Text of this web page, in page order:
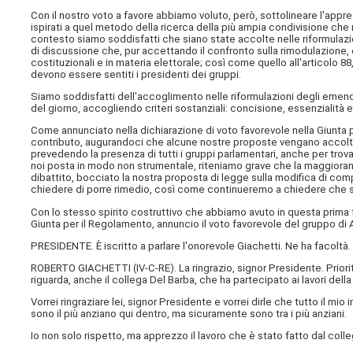
Con il nostro voto a favore abbiamo voluto, però, sottolineare
ispirati a quel metodo della ricerca della più ampia condivisione
contesto siamo soddisfatti che siano state accolte nelle
di discussione che, pur accettando il confronto sulla
costituzionali e in materia elettorale; così come quello all'articolo
devono essere sentiti i presidenti dei gruppi.
Siamo soddisfatti dell'accoglimento nelle riformulazioni degli
del giorno, accogliendo criteri sostanziali: concisione, essenzialità
Come annunciato nella dichiarazione di voto favorevole nella
contributo, augurandoci che alcune nostre proposte vengano
prevedendo la presenza di tutti i gruppi parlamentari, anche per
noi posta in modo non strumentale, riteniamo grave che la
dibattito, bocciato la nostra proposta di legge sulla modifica di
chiedere di porre rimedio, così come continueremo a chiedere
Con lo stesso spirito costruttivo che abbiamo avuto in questa
Giunta per il Regolamento, annuncio il voto favorevole del gruppo di
PRESIDENTE. È iscritto a parlare l'onorevole Giachetti. Ne ha facoltà.
ROBERTO GIACHETTI (IV-C-RE). La ringrazio, signor Presidente.
riguarda, anche il collega Del Barba, che ha partecipato ai lavori della
Vorrei ringraziare lei, signor Presidente e vorrei dirle che tutto il
sono il più anziano qui dentro, ma sicuramente sono tra i più anziani.
Io non solo rispetto, ma apprezzo il lavoro che è stato fatto dal